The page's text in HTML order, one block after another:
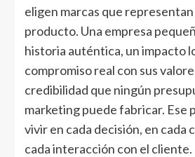
eligen marcas que representan
producto. Una empresa
historia auténtica, un impacto
compromiso real con sus
credibilidad que ningún
marketing puede fabricar. Ese
vivir en cada decisión, en cada
cada interacción con el cliente.